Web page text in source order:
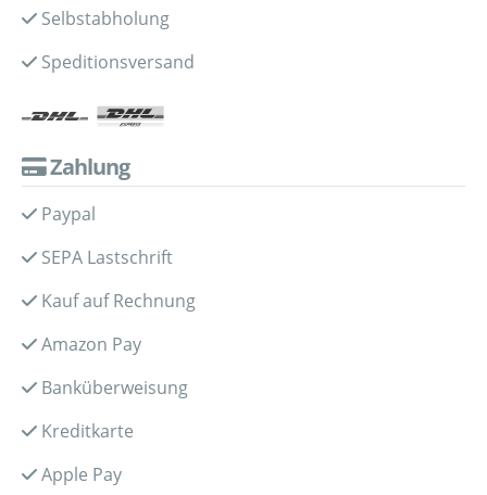
Selbstabholung
Speditionsversand
Zahlung
Paypal
SEPA Lastschrift
Kauf auf Rechnung
Amazon Pay
Banküberweisung
Kreditkarte
Apple Pay